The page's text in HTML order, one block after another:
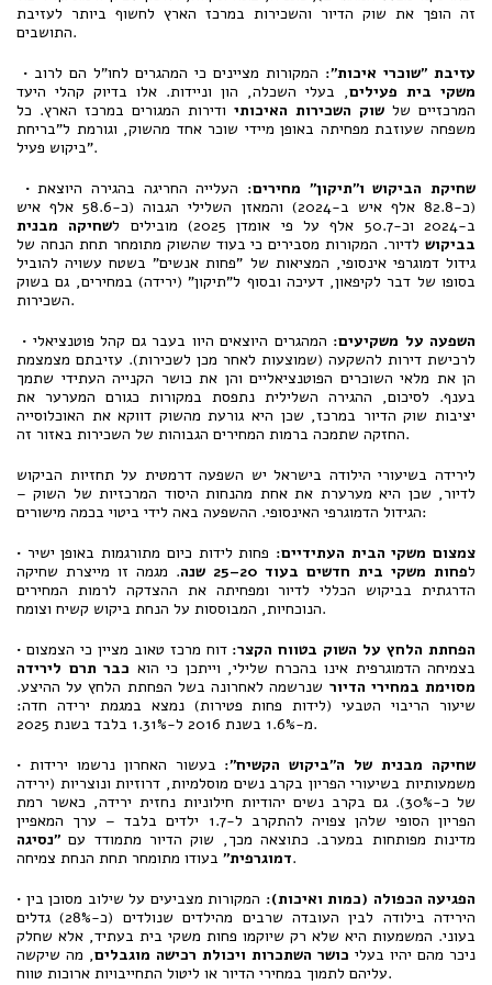
זה הופך את שוק הדיור והשכירות במרכז הארץ לחשוף ביותר לעזיבת
התושבים.
•
עזיבת "שוכרי איכות": המקורות מציינים כי המהגרים לחו"ל הם לרוב
משקי בית פעילים, בעלי השכלה, הון וניידות. אלו בדיוק קהלי היעד
המרכזיים של שוק השכירות האיכותי ודירות המגורים במרכז הארץ. כל
משפחה שעוזבת מפחיתה באופן מיידי שוכר אחד מהשוק, וגורמת ל"בריחת
ביקוש פעיל".
•
שחיקת הביקוש ו"תיקון" מחירים: העלייה החריגה בהגירה היוצאת
(כ-82.8 אלף איש ב-2024) והמאזן השלילי הגבוה (כ-58.6 אלף איש
ב-2024 וכ-50.7 אלף על פי אומדן 2025) מובילים ל
שחיקה מבנית
בביקוש לדיור. המקורות מסבירים כי בעוד שהשוק מתומחר תחת הנחה של
גידול דמוגרפי אינסופי, המציאות של "פחות אנשים" בשטח עשויה להוביל
בסופו של דבר לקיפאון, דעיכה ובסוף ל"תיקון" (ירידה) במחירים, גם בשוק
השכירות.
•
השפעה על משקיעים: המהגרים היוצאים היוו בעבר גם קהל פוטנציאלי
לרכישת דירות להשקעה (שמוצעות לאחר מכן לשכירות). עזיבתם מצמצמת
הן את מלאי השוכרים הפוטנציאליים והן את כושר הקנייה העתידי שתמך
בענף. לסיכום, ההגירה השלילית נתפסת במקורות כגורם המערער את
יציבות שוק הדיור במרכז, שכן היא גורעת מהשוק דווקא את האוכלוסייה
החזקה שתמכה ברמות המחירים הגבוהות של השכירות באזור זה.
לירידה בשיעורי הילודה בישראל יש השפעה דרמטית על תחזיות הביקוש
לדיור, שכן היא מערערת את אחת מהנחות היסוד המרכזיות של השוק –
הגידול הדמוגרפי האינסופי. ההשפעה באה לידי ביטוי בכמה מישורים:
•
צמצום משקי הבית העתידיים: פחות לידות כיום מתורגמות באופן ישיר
לפחות משקי בית חדשים בעוד 20–25 שנה
. מגמה זו מייצרת שחיקה
הדרגתית בביקוש הכללי לדיור ומפחיתה את ההצדקה לרמות המחירים
הנוכחיות, המבוססות על הנחת ביקוש קשיח וצומח.
•
הפחתת הלחץ על השוק בטווח הקצר: דוח מרכז טאוב מציין כי הצמצום
בצמיחה הדמוגרפית אינו בהכרח שלילי, וייתכן כי הוא כבר תרם לירידה
מסוימת במחירי הדיור שנרשמה לאחרונה בשל הפחתת הלחץ על ההיצע.
שיעור הריבוי הטבעי (לידות פחות פטירות) נמצא במגמת ירידה חדה:
מ-1.6% בשנת 2016 ל-1.31% בלבד בשנת 2025.
•
שחיקה מבנית של ה"ביקוש הקשיח": בעשור האחרון נרשמו ירידות
משמעותיות בשיעורי הפריון בקרב נשים מוסלמיות, דרוזיות ונוצריות (ירידה
של כ-30%)
. גם בקרב נשים יהודיות חילוניות נחזית ירידה, כאשר רמת
הפריון הסופי שלהן צפויה להתקרב ל-1.7 ילדים בלבד – ערך המאפיין
מדינות מפותחות במערב. כתוצאה מכך, שוק הדיור מתמודד עם "נסיגה
דמוגרפית" בעודו מתומחר תחת הנחת צמיחה
.
•
הפגיעה הכפולה (כמות ואיכות): המקורות מצביעים על שילוב מסוכן בין
הירידה בילודה לבין העובדה שרבים מהילדים שנולדים (כ-28%) גדלים
בעוני. המשמעות היא שלא רק שיוקמו פחות משקי בית בעתיד, אלא שחלק
ניכר מהם יהיו בעלי כושר השתכרות ויכולת רכישה מוגבלים, מה שיקשה
עליהם לתמוך במחירי הדיור או ליטול התחייבויות ארוכות טווח.